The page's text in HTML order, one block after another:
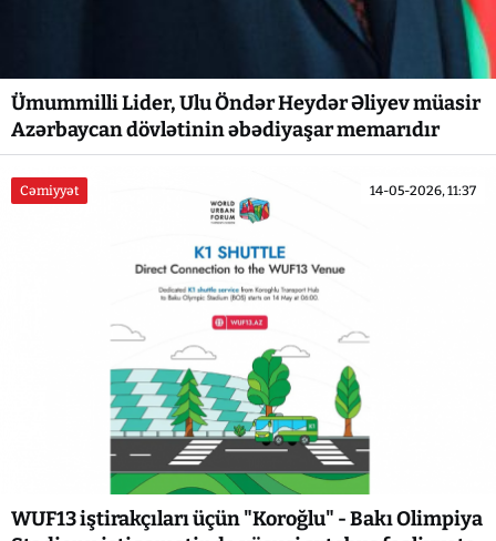
Ümummilli Lider, Ulu Öndər Heydər Əliyev müasir
Azərbaycan dövlətinin əbədiyaşar memarıdır
Cəmiyyət 14-05-2026, 11:37
WUF13 iştirakçıları üçün "Koroğlu" - Bakı Olimpiya